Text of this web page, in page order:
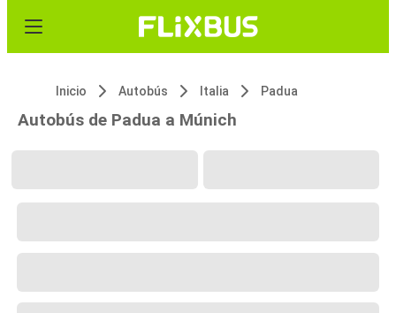
Inicio Autobús Italia Padua
Autobús de Padua a Múnich